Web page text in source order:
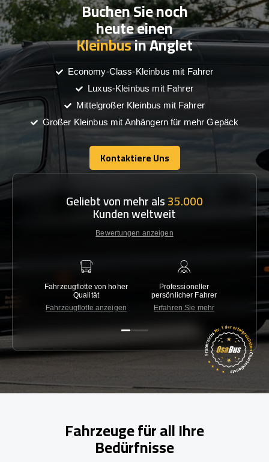
Buchen Sie noch
heute einen
Kleinbusin Anglet
Economy-Class-Kleinbus mit Fahrer
Luxus-Kleinbus mit Fahrer
Mittelgroßer Kleinbus mit Fahrer
Großer Kleinbus mit Anhängern für mehr Gepäck
Kontaktiere Uns
Kontaktiere Uns
Geliebt von mehr als35.000
Kunden weltweit
Bewertungen anzeigen
Fahrzeugflotte von hoher
Qualität
Fahrzeugflotte anzeigen
Professioneller
persönlicher Fahrer
Erfahren Sie mehr
Fahrzeuge für all Ihre
Bedürfnisse